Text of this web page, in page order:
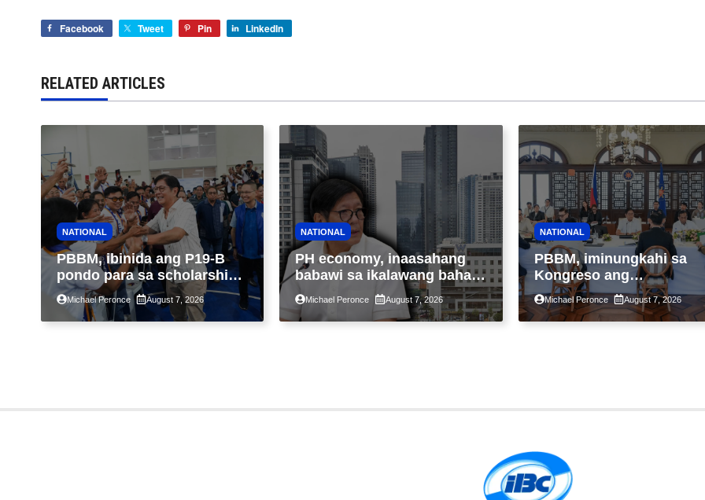
Facebook Tweet Pin LinkedIn
RELATED ARTICLES
NATIONAL
PBBM, ibinida ang P19-B
pondo para sa scholarship
ngayong taon, pinakamalaki
sa kasaysayan ng TESDA
Michael Peronce August 7, 2026
NATIONAL
PH economy, inaasahang
babawi sa ikalawang bahagi
ng taon kasunod ng 2.3%
GDP dulot ng Middle East
war, pagkaantala ng public
Michael Peronce August 7, 2026
NATIONAL
PBBM, iminungkahi sa
Kongreso ang
pansamantalang
suspensyon sa
pagpapatupad ng Real
Michael Peronce August 7, 2026